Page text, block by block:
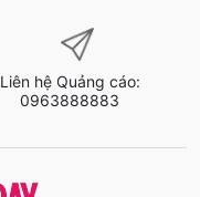
Liên hệ Quảng cáo:
0963888883